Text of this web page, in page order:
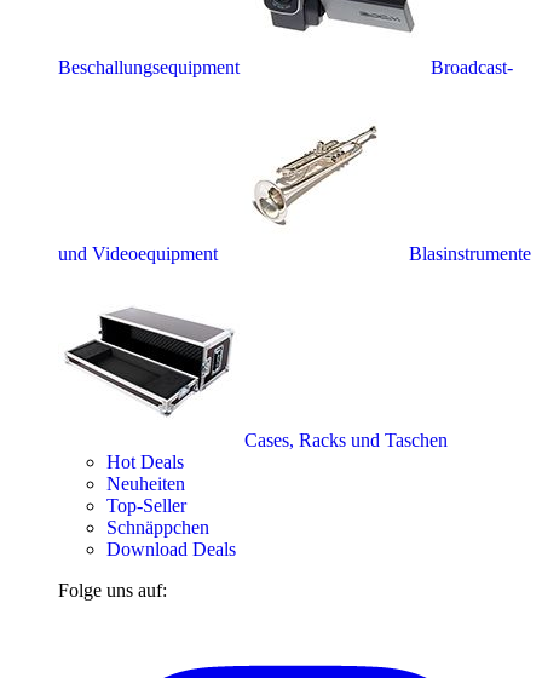
Beschallungsequipment Broadcast-
und Videoequipment Blasinstrumente
Cases, Racks und Taschen
Hot Deals
Neuheiten
Top-Seller
Schnäppchen
Download Deals
Folge uns auf: